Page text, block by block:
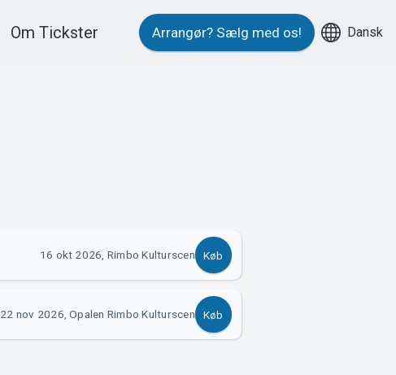
Om Tickster Arrangør? Sælg med os! Dansk
16 okt 2026, Rimbo Kulturscen Køb
22 nov 2026, Opalen Rimbo Kulturscen Køb